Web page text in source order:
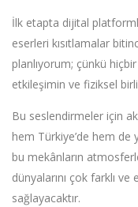
İlk etapta dijital
eserleri kısıtlamalar
planlıyorum; çünkü
etkileşimin ve fiziksel
Bu seslendirmeler için
hem Türkiye’de hem de
bu mekânların
dünyalarını çok farklı
sağlayacaktır.